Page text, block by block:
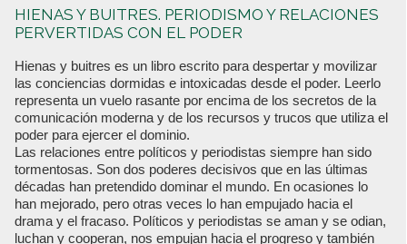
HIENAS Y BUITRES. PERIODISMO Y RELACIONES
PERVERTIDAS CON EL PODER
Hienas y buitres es un libro escrito para despertar y movilizar
las conciencias dormidas e intoxicadas desde el poder. Leerlo
representa un vuelo rasante por encima de los secretos de la
comunicación moderna y de los recursos y trucos que utiliza el
poder para ejercer el dominio.
Las relaciones entre políticos y periodistas siempre han sido
tormentosas. Son dos poderes decisivos que en las últimas
décadas han pretendido dominar el mundo. En ocasiones lo
han mejorado, pero otras veces lo han empujado hacia el
drama y el fracaso. Políticos y periodistas se aman y se odian,
luchan y cooperan, nos empujan hacia el progreso y también